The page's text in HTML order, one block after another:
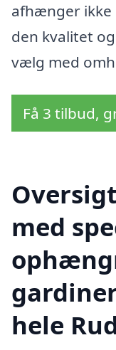
afhænger ikke
den kvalitet
vælg med
Få 3 tilbud,
med
hele